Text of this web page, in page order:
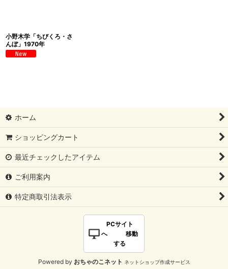
小野木学「ちびくろ・さ
んぼ」1970年
ホーム
ショッピングカート
最近チェックしたアイテム
ご利用案内
特定商取引法表示
PCサイト
へ 移動
する
Powered by おちゃのこネット ネットショップ作成サービス